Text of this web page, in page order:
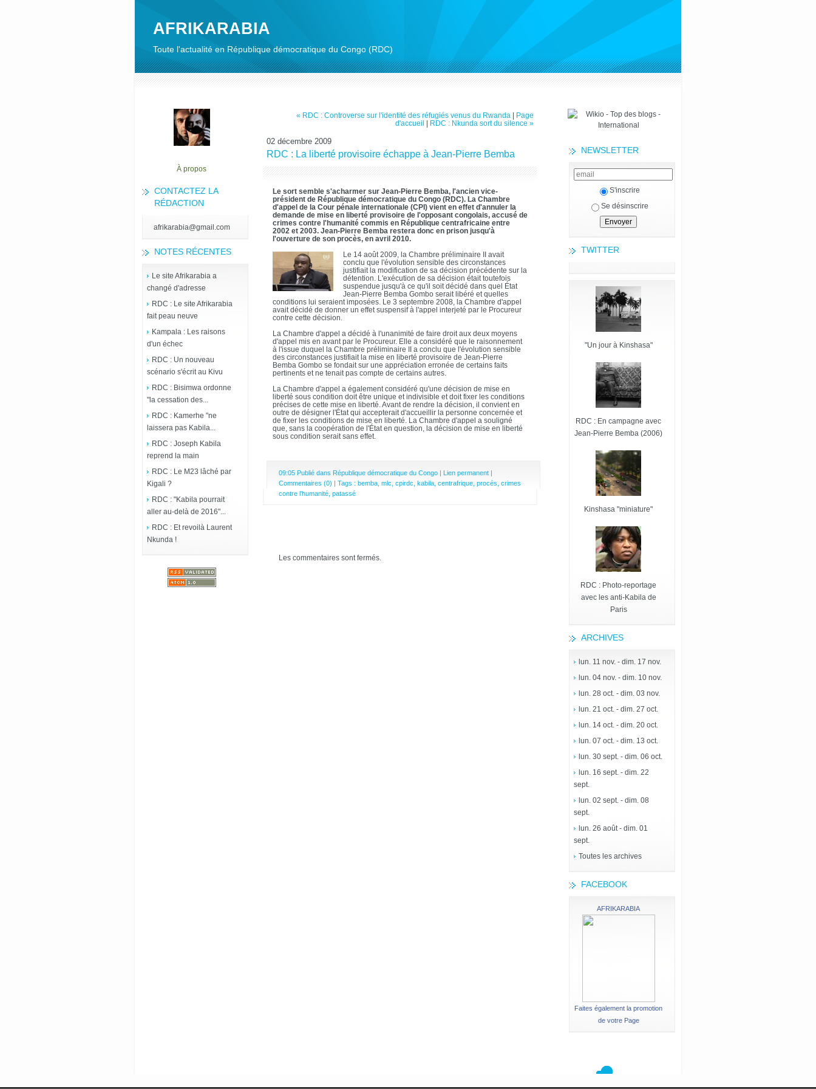
AFRIKARABIA
Toute l'actualité en République démocratique du Congo (RDC)
À propos
CONTACTEZ LA
RÉDACTION
afrikarabia@gmail.com
NOTES RÉCENTES
Le site Afrikarabia a
changé d'adresse
RDC : Le site Afrikarabia
fait peau neuve
Kampala : Les raisons
d'un échec
RDC : Un nouveau
scénario s'écrit au Kivu
RDC : Bisimwa ordonne
"la cessation des...
RDC : Kamerhe "ne
laissera pas Kabila...
RDC : Joseph Kabila
reprend la main
RDC : Le M23 lâché par
Kigali ?
RDC : "Kabila pourrait
aller au-delà de 2016"...
RDC : Et revoilà Laurent
Nkunda !
NEWSLETTER
S'inscrire
Se désinscrire
TWITTER
"Un jour à Kinshasa"
RDC : En campagne avec
Jean-Pierre Bemba (2006)
Kinshasa "miniature"
RDC : Photo-reportage
avec les anti-Kabila de
Paris
ARCHIVES
lun. 11 nov. - dim. 17 nov.
lun. 04 nov. - dim. 10 nov.
lun. 28 oct. - dim. 03 nov.
lun. 21 oct. - dim. 27 oct.
lun. 14 oct. - dim. 20 oct.
lun. 07 oct. - dim. 13 oct.
lun. 30 sept. - dim. 06 oct.
lun. 16 sept. - dim. 22
sept.
lun. 02 sept. - dim. 08
sept.
lun. 26 août - dim. 01
sept.
Toutes les archives
FACEBOOK
AFRIKARABIA
Faites également la promotion
de votre Page
« RDC : Controverse sur l'identité des réfugiés venus du Rwanda | Page
d'accueil | RDC : Nkunda sort du silence »
02 décembre 2009
RDC : La liberté provisoire échappe à Jean-Pierre Bemba
Le sort semble s'acharmer sur Jean-Pierre Bemba, l'ancien vice-
président de République démocratique du Congo (RDC). La Chambre
d'appel de la Cour pénale internationale (CPI) vient en effet d'annuler la
demande de mise en liberté provisoire de l'opposant congolais, accusé de
crimes contre l'humanité commis en République centrafricaine entre
2002 et 2003. Jean-Pierre Bemba restera donc en prison jusqu'à
l'ouverture de son procès, en avril 2010.
Le 14 août 2009, la Chambre préliminaire II avait
conclu que l'évolution sensible des circonstances
justifiait la modification de sa décision précédente sur la
détention. L'exécution de sa décision était toutefois
suspendue jusqu'à ce qu'il soit décidé dans quel État
Jean-Pierre Bemba Gombo serait libéré et quelles
conditions lui seraient imposées. Le 3 septembre 2008, la Chambre d'appel
avait décidé de donner un effet suspensif à l'appel interjeté par le Procureur
contre cette décision.
La Chambre d'appel a décidé à l'unanimité de faire droit aux deux moyens
d'appel mis en avant par le Procureur. Elle a considéré que le raisonnement
à l'issue duquel la Chambre préliminaire II a conclu que l'évolution sensible
des circonstances justifiait la mise en liberté provisoire de Jean-Pierre
Bemba Gombo se fondait sur une appréciation erronée de certains faits
pertinents et ne tenait pas compte de certains autres.
La Chambre d'appel a également considéré qu'une décision de mise en
liberté sous condition doit être unique et indivisible et doit fixer les conditions
précises de cette mise en liberté. Avant de rendre la décision, il convient en
outre de désigner l'État qui accepterait d'accueillir la personne concernée et
de fixer les conditions de mise en liberté. La Chambre d'appel a souligné
que, sans la coopération de l'État en question, la décision de mise en liberté
sous condition serait sans effet.
09:05 Publié dans République démocratique du Congo | Lien permanent |
Commentaires (0) | Tags : bemba mlc cpirdc kabila centrafrique procés crimes
contre l'humanité patassé
Les commentaires sont fermés.